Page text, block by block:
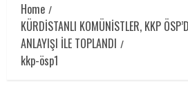
Home
KÜRDİSTANLI KOMÜNİSTLER, KKP
ANLAYIŞI İLE TOPLANDI
kkp-ösp1